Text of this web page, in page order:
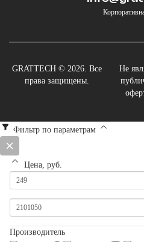
GRATTECH © 2026. Все
права защищены.
Не
Фильтр по параметрам
Цена, руб.
Производитель